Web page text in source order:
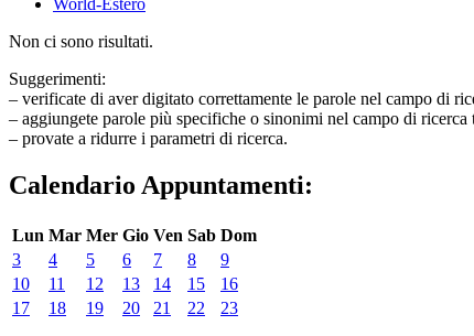
World-Estero
Non ci sono risultati.
Suggerimenti:
– verificate di aver digitato correttamente le parole nel campo di
– aggiungete parole più specifiche o sinonimi nel campo di ricerca
– provate a ridurre i parametri di ricerca.
Calendario Appuntamenti:
Lun Mar Mer Gio Ven Sab Dom
3
4 5 6 7 8
9
10
11 12 13 14 15
16
17
18 19 20 21 22 23